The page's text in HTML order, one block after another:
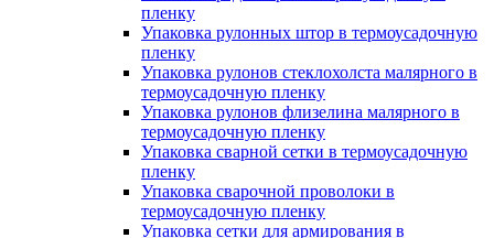
пленку
Упаковка рулонных штор в термоусадочную
пленку
Упаковка рулонов стеклохолста малярного в
термоусадочную пленку
Упаковка рулонов флизелина малярного в
термоусадочную пленку
Упаковка сварной сетки в термоусадочную
пленку
Упаковка сварочной проволоки в
термоусадочную пленку
Упаковка сетки для армирования в